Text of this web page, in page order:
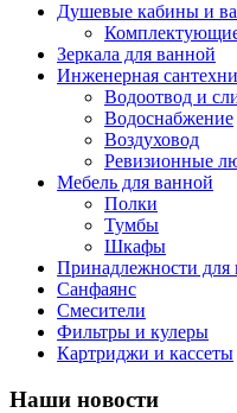
Душевые кабины и
Зеркала для ванной
Инженерная
Водоотвод и
Водоснабжение
Воздуховод
Ревизионные
Мебель для ванной
Полки
Тумбы
Шкафы
Принадлежности для
Санфаянс
Смесители
Фильтры и кулеры
Картриджи и кассеты
Наши новости